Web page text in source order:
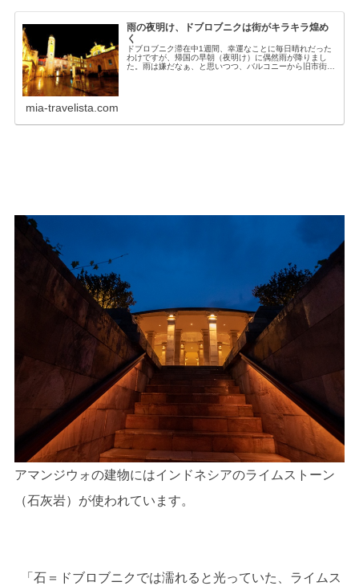
雨の夜明け、ドブロブニクは街がキラキラ煌め
く
ドブロブニク滞在中1週間、幸運なことに毎日晴れだった
わけですが、帰国の早朝（夜明け）に偶然雨が降りまし
た。雨は嫌だなぁ、と思いつつ、バルコニーから旧市街を
mia-travelista.com
アマンジウォの建物にはインドネシアのライムストーン
（石灰岩）が使われています。
「石＝ドブロブニクでは濡れると光っていた、ライムス